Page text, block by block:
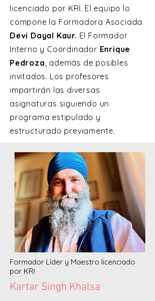
licenciado por KRI. El equipo lo
compone la Formadora Asociada
Devi Dayal Kaur. El Formador
Interno y Coordinador Enrique
Pedroza, además de posibles
invitados. Los profesores
impartirán las diversas
asignaturas siguiendo un
programa estipulado y
estructurado previamente.
Formador Líder y Maestro licenciado
por KRI
Kartar Singh Khalsa